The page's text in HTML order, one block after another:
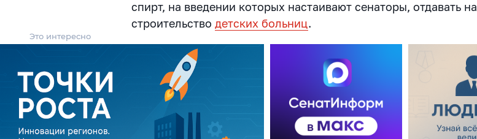
спирт, на введении которых настаивают сенаторы, отдавать на
строительстводетских больниц.
Это интересно